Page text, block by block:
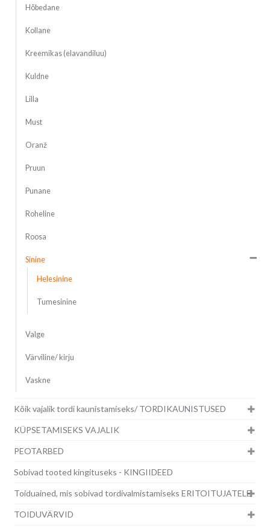
Hõbedane
Kollane
Kreemikas (elavandiluu)
Kuldne
Lilla
Must
Oranž
Pruun
Punane
Roheline
Roosa
Sinine
Helesinine
Tumesinine
Valge
Värviline/ kirju
Vaskne
Kõik vajalik tordi kaunistamiseks/ TORDIKAUNISTUSED
KÜPSETAMISEKS VAJALIK
PEOTARBED
Sobivad tooted kingituseks - KINGIIDEED
Toiduained, mis sobivad tordivalmistamiseks ERITOITUJATELE
TOIDUVÄRVID